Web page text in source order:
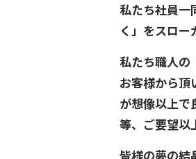
私たち社員一
く」をスロー
私たち職人の
お客様から頂
が想像以上で
等、ご要望以
皆様の夢の結